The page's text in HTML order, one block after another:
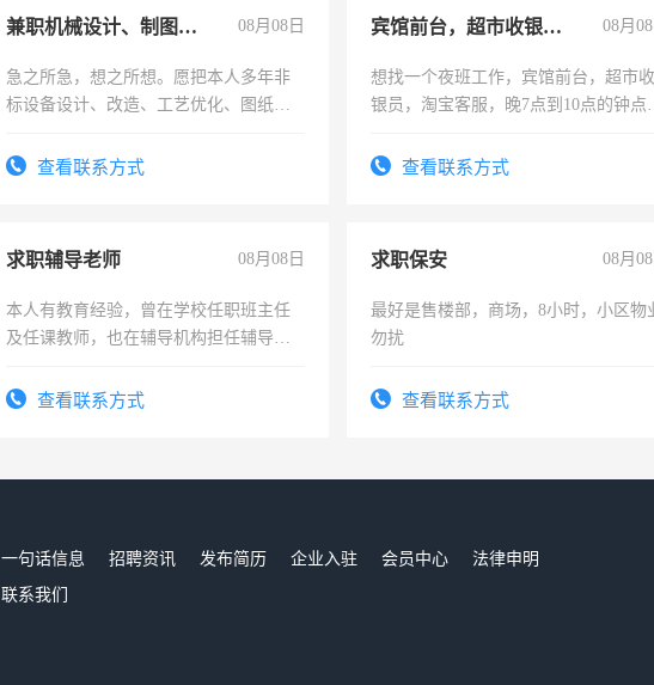
兼职机械设计、制图、设备改造 08月08日
急之所急，想之所想。愿把本人多年非
标设备设计、改造、工艺优化、图纸制
结识有识之士，共享未来。
查看联系方式
宾馆前台，超市收银员，淘宝客服 08月08
想找一个夜班工作，宾馆前台，超市收
银员，淘宝客服，晚7点到10点的钟点
号同微信查看联系方式
求职辅导老师 08月08日
本人有教育经验，曾在学校任职班主任
及任课教师，也在辅导机构担任辅导教
查看联系方式
求职保安 08月08
最好是售楼部，商场，8小时，小区物
勿扰
查看联系方式
一句话信息 招聘资讯 发布简历 企业入驻 会员中心
法律申明
联系我们